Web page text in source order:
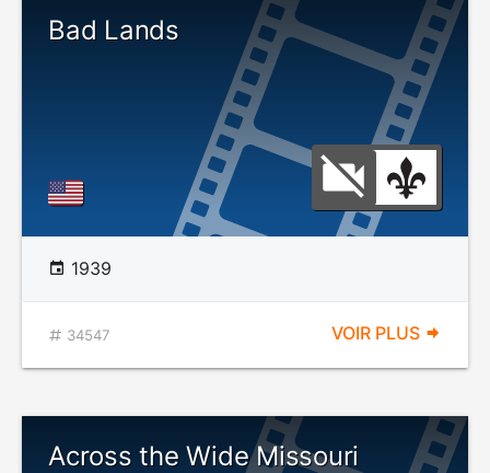
Bad Lands
1939
34547 VOIR PLUS
Across the Wide Missouri